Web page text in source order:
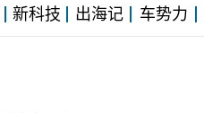
新科技 出海记 车势力